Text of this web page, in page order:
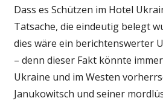
Dass es Schützen im Hotel
Tatsache, die eindeutig belegt
dies wäre ein berichtenswerter
– denn dieser Fakt könnte
Ukraine und im Westen
Janukowitsch und seiner